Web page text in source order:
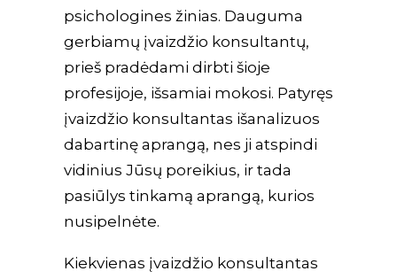
psichologines žinias. Dauguma
gerbiamų įvaizdžio konsultantų,
prieš pradėdami dirbti šioje
profesijoje, išsamiai mokosi. Patyręs
įvaizdžio konsultantas išanalizuos
dabartinę aprangą, nes ji atspindi
vidinius Jūsų poreikius, ir tada
pasiūlys tinkamą aprangą, kurios
nusipelnėte.
Kiekvienas įvaizdžio konsultantas